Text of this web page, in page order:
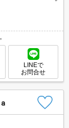
LINEで
お問合せ